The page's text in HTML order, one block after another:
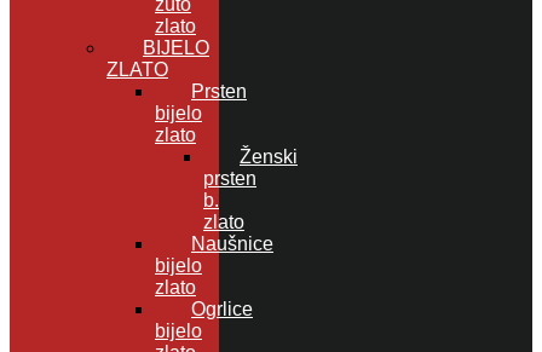
zlato
BIJELO
ZLATO
Prsten
bijelo
zlato
Ženski
prsten
b.
zlato
Naušnice
bijelo
zlato
Ogrlice
bijelo